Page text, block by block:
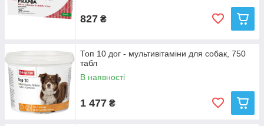
827 ₴
Топ 10 дог - мультивітаміни для собак, 750
табл
В наявності
1 477 ₴